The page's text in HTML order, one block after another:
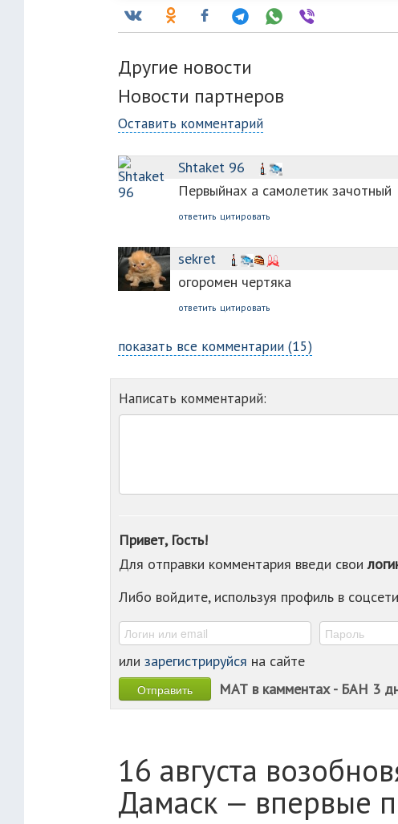
Другие новости
Новости партнеров
Оставить комментарий
Shtaket 96
Первыйнах а самолетик зачотный
ответить цитировать
sekret
огоромен чертяка
ответить цитировать
показать все комментарии (15)
Написать комментарий:
Привет, Гость!
Для отправки комментария введи свои
Либо войдите, используя профиль в соцсети
или зарегистрируйся на сайте
МАТ в камментах - БАН 3
16 августа
Дамаск — впервые